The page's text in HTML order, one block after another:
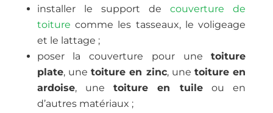
installer le support decouverture de
toiture comme les tasseaux, le voligeage
et le lattage ;
poser la couverture pour unetoiture
plate, unetoiture en zinc, unetoiture en
ardoise, unetoiture en tuileou en
d’autres matériaux ;